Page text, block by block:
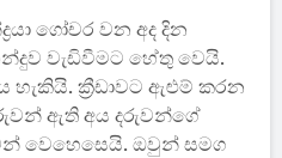
ගෝචර වන අද දින
වැඩිවීමට හේතු වෙයි.
හැකියි. ක්‍රීඩාවට ඇළුම් කරන
ඇති අය දරුවන්ගේ
වෙහෙසෙයි. ඔවුන් සමග